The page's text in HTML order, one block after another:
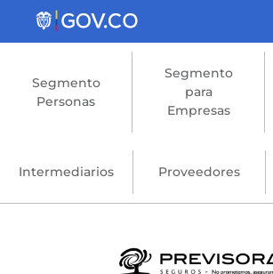
Saltar al contenido principal
Segmento
Personas
Segmento
para
Empresas
Intermediarios Proveedores